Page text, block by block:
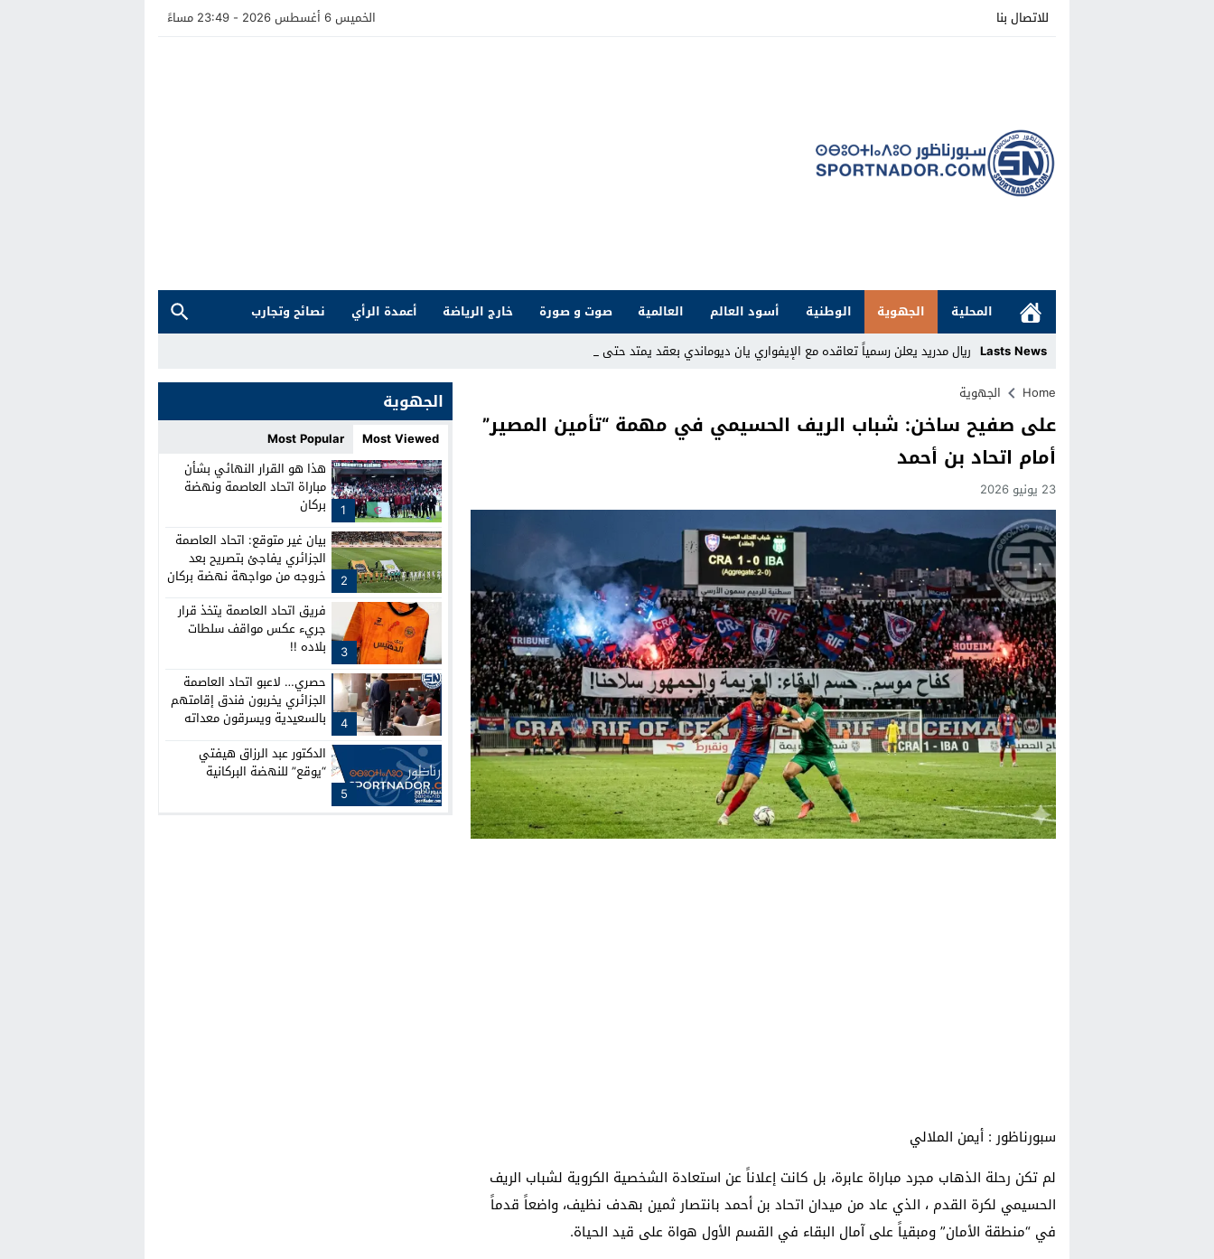
للاتصال بنا الخميس 6 أغسطس 2026 - 23:49 مساءً
المحلية الجهوية الوطنية أسود العالم العالمية صوت و صورة خارج الرياضة أعمدة الرأي
نصائح وتجارب
Lasts News ريال مدريد يعلن رسمياً تعاقده مع الإيفواري يان ديوماندي بعقد يمتد حتى 2033
Stop
Previous
Next
Home الجهوية
على صفيح ساخن: شباب الريف الحسيمي في مهمة “تأمين المصير”
أمام اتحاد بن أحمد
23 يونيو 2026
سبورناظور : أيمن الملالي
لم تكن رحلة الذهاب مجرد مباراة عابرة، بل كانت إعلاناً عن استعادة الشخصية الكروية لشباب الريف
الحسيمي لكرة القدم ، الذي عاد من ميدان اتحاد بن أحمد بانتصار ثمين بهدف نظيف، واضعاً قدماً
في “منطقة الأمان” ومبقياً على آمال البقاء في القسم الأول هواة على قيد الحياة.
الجهوية
Most Viewed
Most Popular
1
هذا هو القرار النهائي بشأن
مباراة اتحاد العاصمة ونهضة
بركان
2
بيان غير متوقع: اتحاد العاصمة
الجزائري يفاجئ بتصريح بعد
خروجه من مواجهة نهضة بركان
3
فريق اتحاد العاصمة يتخذ قرار
جريء عكس مواقف سلطات
بلاده !!
4
حصري… لاعبو اتحاد العاصمة
الجزائري يخربون فندق إقامتهم
بالسعيدية ويسرقون معداته
5
الدكتور عبد الرزاق هيفتي
“يوقع” للنهضة البركانية